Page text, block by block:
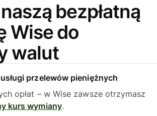
bezpłatną
Wise do
walut
przelewów pieniężnych
opłat – w Wise zawsze otrzymasz
kurs wymiany.